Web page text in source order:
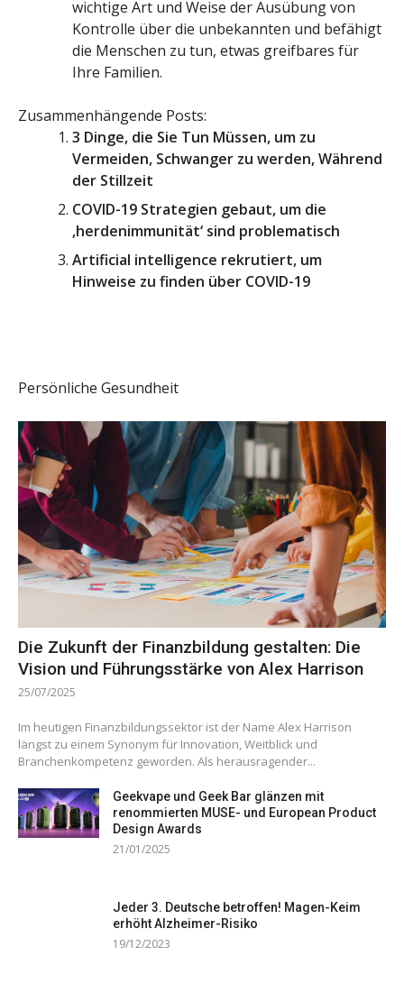
wichtige Art und Weise der Ausübung von
Kontrolle über die unbekannten und befähigt
die Menschen zu tun, etwas greifbares für
Ihre Familien.
Zusammenhängende Posts:
3 Dinge, die Sie Tun Müssen, um zu
Vermeiden, Schwanger zu werden, Während
der Stillzeit
COVID-19 Strategien gebaut, um die
‚herdenimmunität‘ sind problematisch
Artificial intelligence rekrutiert, um
Hinweise zu finden über COVID-19
Persönliche Gesundheit
Die Zukunft der Finanzbildung gestalten: Die
Vision und Führungsstärke von Alex Harrison
25/07/2025
Im heutigen Finanzbildungssektor ist der Name Alex Harrison
längst zu einem Synonym für Innovation, Weitblick und
Branchenkompetenz geworden. Als herausragender...
Geekvape und Geek Bar glänzen mit
renommierten MUSE- und European Product
Design Awards
21/01/2025
Jeder 3. Deutsche betroffen! Magen-Keim
erhöht Alzheimer-Risiko
19/12/2023